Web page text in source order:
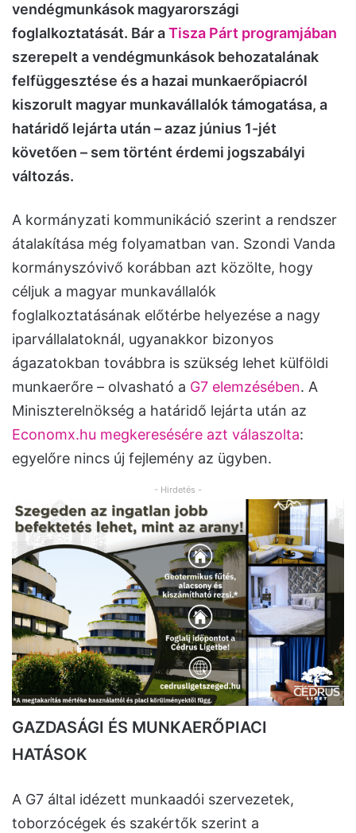
vendégmunkások magyarországi
foglalkoztatását. Bár aTisza Párt programjában
szerepelt a vendégmunkások behozatalának
felfüggesztése és a hazai munkaerőpiacról
kiszorult magyar munkavállalók támogatása, a
határidő lejárta után – azaz június 1-jét
követően – sem történt érdemi jogszabályi
változás.
A kormányzati kommunikáció szerint a rendszer
átalakítása még folyamatban van. Szondi Vanda
kormányszóvivő korábban azt közölte, hogy
céljuk a magyar munkavállalók
foglalkoztatásának előtérbe helyezése a nagy
iparvállalatoknál, ugyanakkor bizonyos
ágazatokban továbbra is szükség lehet külföldi
munkaerőre – olvasható a G7 elemzésében. A
Miniszterelnökség a határidő lejárta után az
Economx.hu megkeresésére azt válaszolta:
egyelőre nincs új fejlemény az ügyben.
- Hirdetés -
GAZDASÁGI ÉS MUNKAERŐPIACI
HATÁSOK
A G7 által idézett munkaadói szervezetek,
toborzócégek és szakértők szerint a